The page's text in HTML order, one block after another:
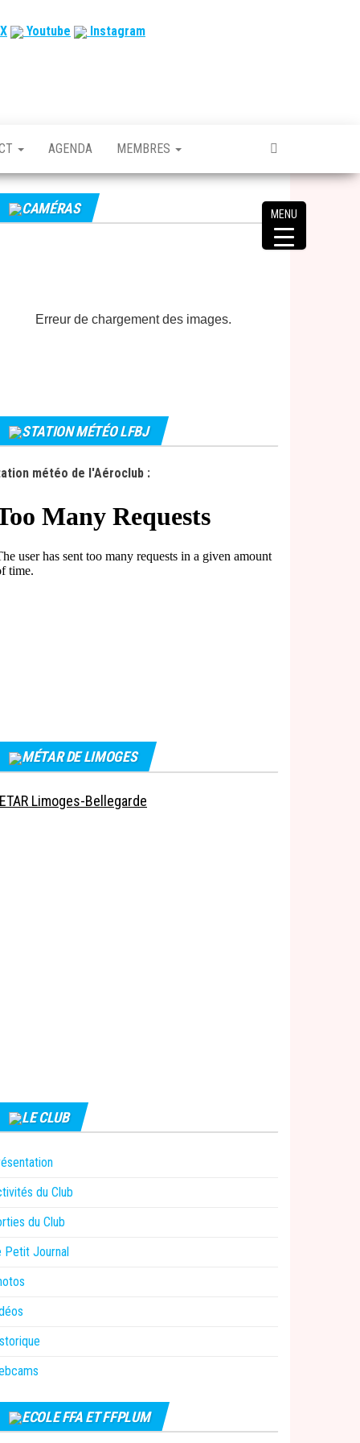
Youtube Instagram
AGENDA MEMBRES
CAMÉRAS
Erreur de chargement des images.
STATION MÉTÉO LFBJ
météo de l'Aéroclub :
MÉTAR DE LIMOGES
Limoges-Bellegarde
LE CLUB
du Club
du Club
Petit Journal
ECOLE FFA ET FFPLUM
MENU